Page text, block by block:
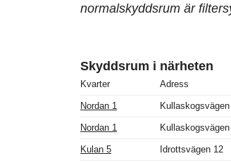
normalskyddsrum är
Skyddsrum i närheten
Kvarter Adress
Nordan 1
Nordan 1
Kulan 5 Idrottsvägen 12